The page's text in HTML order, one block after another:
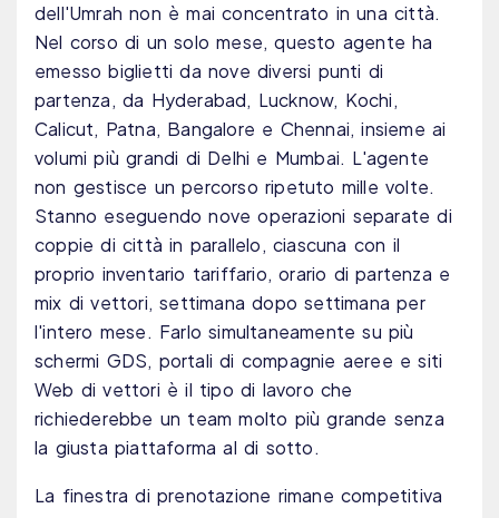
dell'Umrah non è mai concentrato in una città.
Nel corso di un solo mese, questo agente ha
emesso biglietti da nove diversi punti di
partenza, da Hyderabad, Lucknow, Kochi,
Calicut, Patna, Bangalore e Chennai, insieme ai
volumi più grandi di Delhi e Mumbai. L'agente
non gestisce un percorso ripetuto mille volte.
Stanno eseguendo nove operazioni separate di
coppie di città in parallelo, ciascuna con il
proprio inventario tariffario, orario di partenza e
mix di vettori, settimana dopo settimana per
l'intero mese. Farlo simultaneamente su più
schermi GDS, portali di compagnie aeree e siti
Web di vettori è il tipo di lavoro che
richiederebbe un team molto più grande senza
la giusta piattaforma al di sotto.
La finestra di prenotazione rimane competitiva